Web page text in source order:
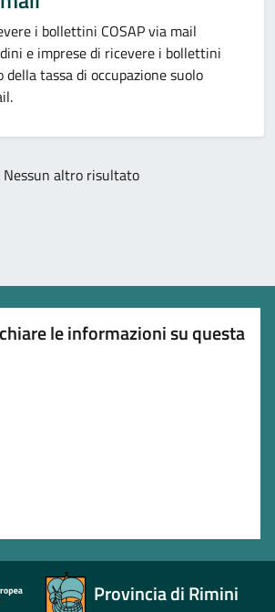
i bollettini COSAP via mail
e imprese di ricevere i bollettini
della tassa di occupazione suolo
Nessun altro risultato
le informazioni su questa
Provincia di Rimini